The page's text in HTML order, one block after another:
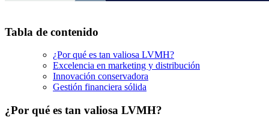
Tabla de contenido
¿Por qué es tan valiosa LVMH?
Excelencia en marketing y distribución
Innovación conservadora
Gestión financiera sólida
¿Por qué es tan valiosa LVMH?